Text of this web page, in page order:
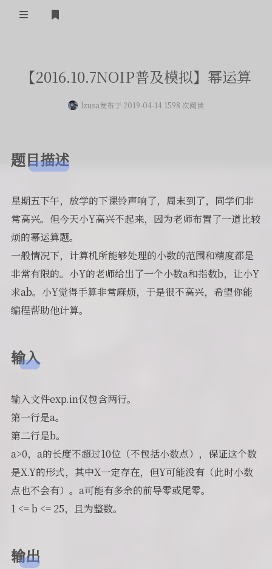
留言板
归档
关于
【2016.10.7NOIP普及模拟】幂运算
lzusa发布于 2019-04-14 1598 次阅读
题目描述
星期五下午，放学的下课铃声响了，周末到了，同学们非
常高兴。但今天小Y高兴不起来，因为老师布置了一道比较
烦的幂运算题。
一般情况下，计算机所能够处理的小数的范围和精度都是
非常有限的。小Y的老师给出了一个小数a和指数b，让小Y
求ab。小Y觉得手算非常麻烦，于是很不高兴，希望你能
编程帮助他计算。
输入
输入文件exp.in仅包含两行。
第一行是a。
第二行是b。
a>0，a的长度不超过10位（不包括小数点），保证这个数
是X.Y的形式，其中X一定存在，但Y可能没有（此时小数
点也不会有）。a可能有多余的前导零或尾零。
1 <= b <= 25，且为整数。
输出